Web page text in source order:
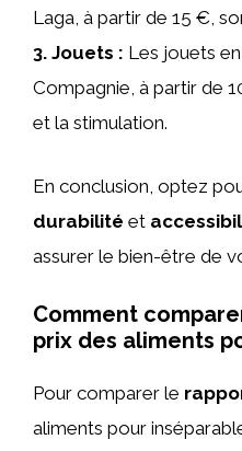
Laga, à partir de 15 €,
3. Jouets : Les jouets
Compagnie, à partir de
et la stimulation.
En conclusion, optez
durabilité et
assurer le bien-être de
Comment
prix des aliments
Pour comparer le
aliments pour